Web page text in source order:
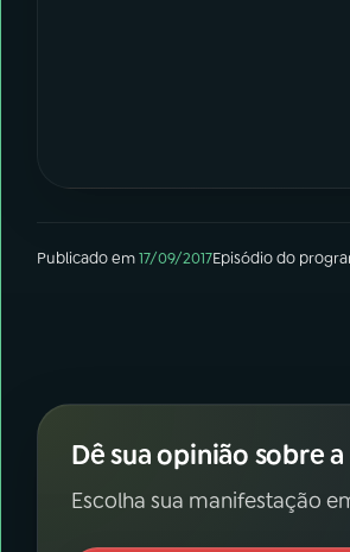
Publicado em17/09/2017Episódiodo
Dê sua opinião sobre
Escolha sua manifestação